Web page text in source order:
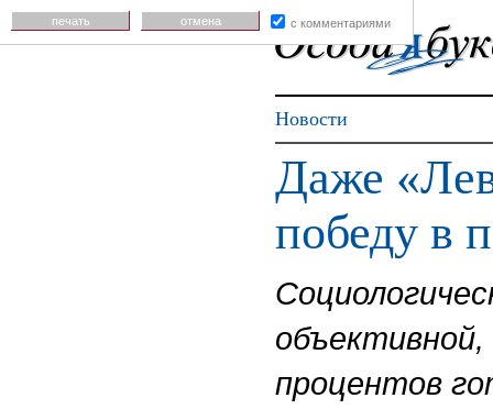
Новости
Даже
победу в
объективной,
процентов
печать отмена с комментариями